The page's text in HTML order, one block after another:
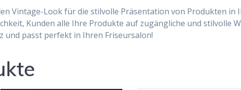
Vintage-Look für die stilvolle Präsentation von Produkten in
Kunden alle Ihre Produkte auf zugängliche und stilvolle
und passt perfekt in Ihren Friseursalon!